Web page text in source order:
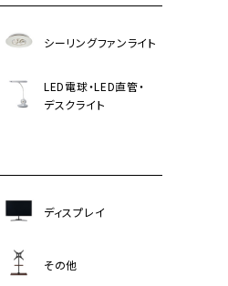
シーリングファンライト
LED電球・LED直管・
デスクライト
ディスプレイ
その他